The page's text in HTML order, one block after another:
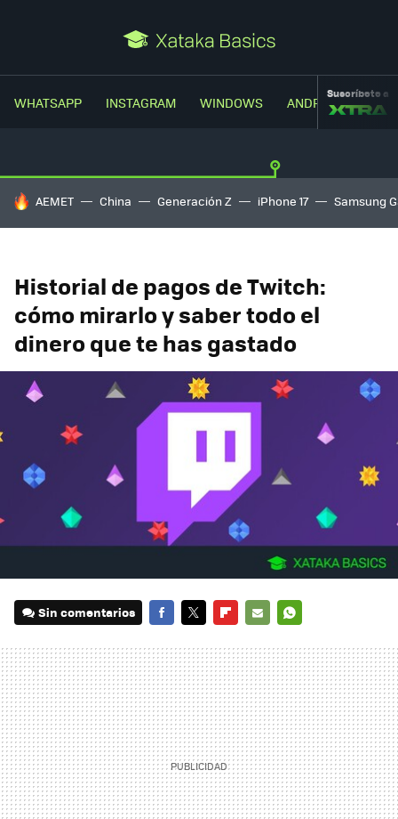
WHATSAPP INSTAGRAM WINDOWS ANDROIDSuscríbete a
HOY SE HABLA DE
AEMET China Generación Z iPhone 17 Samsung
Historial de pagos de Twitch:
cómo mirarlo y saber todo el
dinero que te has gastado
Sin comentarios
MAIL